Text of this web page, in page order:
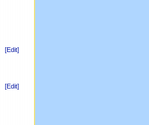
[Edit]
[Edit]